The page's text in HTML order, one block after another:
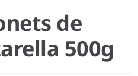
de
500g